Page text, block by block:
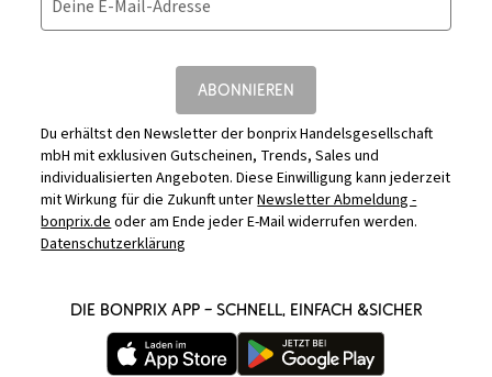
Deine E-Mail-Adresse
ABONNIEREN
Du erhältst den Newsletter der bonprix Handelsgesellschaft
mbH mit exklusiven Gutscheinen, Trends, Sales und
individualisierten Angeboten. Diese Einwilligung kann jederzeit
mit Wirkung für die Zukunft unterNewsletter Abmeldung -
bonprix.deoder am Ende jeder E-Mail widerrufen werden.
Datenschutzerklärung
DIE BONPRIX APP – SCHNELL, EINFACH &SICHER